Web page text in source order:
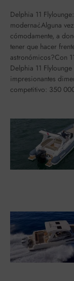
Delphia 11
moderna¿Alguna
cómodamente, a
tener que hacer
astronómicos?Con
Delphia 11
impresionantes
competitivo: 350